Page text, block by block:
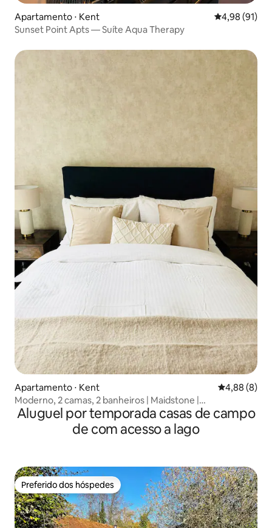
Apartamento ⋅ Kent 4,98 de uma
4,98 (91)
Sunset Point Apts — Suíte Aqua Therapy
Apartamento ⋅ Kent 4,88 de uma
4,88 (8)
Moderno, 2 camas, 2 banheiros | Maidstone |
Estacionamento gratuito
Aluguel por temporada casas de campo
de com acesso a lago
Preferido dos hóspedes
Preferido dos hóspedes